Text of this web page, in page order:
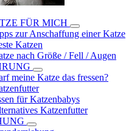
FÜR MICH
zur Anschaffung einer Katze
Katzen
nach Größe / Fell / Augen
meine Katze das fressen?
für Katzenbabys
Katzenfutter